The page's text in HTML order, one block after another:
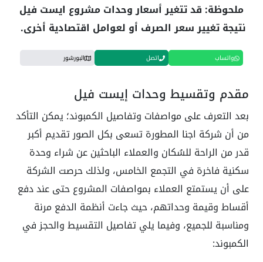
ملحوظة: قد تتغير أسعار وحدات مشروع ايست فيل
نتيجة تغيير سعر الصرف أو لعوامل اقتصادية أخرى.
واتساب اتصل البورشور
مقدم وتقسيط وحدات إيست فيل
بعد التعرف على مواصفات وتفاصيل الكمبوند؛ يمكن التأكد
من أن شركة اجنا المطورة تسعى بكل الصور تقديم أكبر
قدر من الراحة للسُكان والعملاء الباحثين عن شراء وحدة
سكنية فاخرة في التجمع الخامس، ولذلك حرصت الشركة
على أن يستمتع العملاء بمواصفات المشروع حتى عند دفع
أقساط وقيمة وحداتهم، حيث جاءت أنظمة الدفع مرنة
ومناسبة للجميع، وفيما يلي تفاصيل التقسيط والحجز في
الكمبوند: